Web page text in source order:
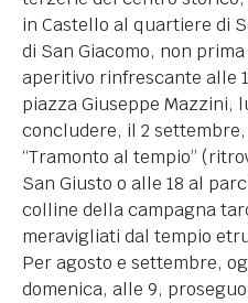
in Castello al quartiere di
di San Giacomo, non
aperitivo rinfrescante alle
piazza Giuseppe Mazzini,
concludere, il 2
“Tramonto al tempio”
San Giusto o alle 18 al
colline della campagna
meravigliati dal tempio
Per agosto e settembre,
domenica, alle 9,